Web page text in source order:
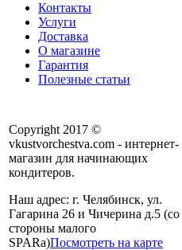
Контакты
Услуги
Доставка
О магазине
Гарантия
Полезные статьи
Copyright 2017 ©
vkustvorchestva.com - интернет-
магазин для начинающих
кондитеров.
Наш адрес: г. Челябинск, ул.
Гагарина 26 и Чичерина д.5 (со
стороны малого
SPARa)Посмотреть на карте